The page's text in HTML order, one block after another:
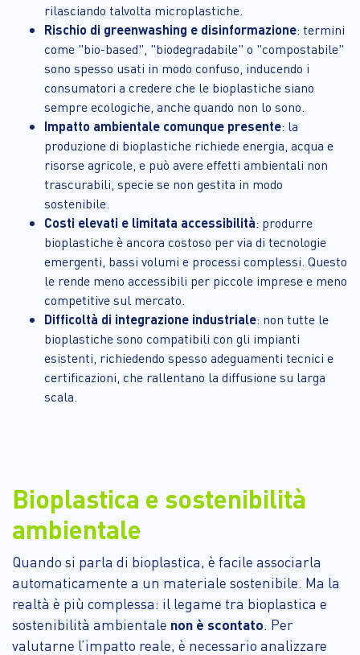
rilasciando talvolta microplastiche.
Rischio di greenwashing e disinformazione: termini
come "bio-based", "biodegradabile" o "compostabile"
sono spesso usati in modo confuso, inducendo i
consumatori a credere che le bioplastiche siano
sempre ecologiche, anche quando non lo sono.
Impatto ambientale comunque presente: la
produzione di bioplastiche richiede energia, acqua e
risorse agricole, e può avere effetti ambientali non
trascurabili, specie se non gestita in modo
sostenibile.
Costi elevati e limitata accessibilità: produrre
bioplastiche è ancora costoso per via di tecnologie
emergenti, bassi volumi e processi complessi. Questo
le rende meno accessibili per piccole imprese e meno
competitive sul mercato.
Difficoltà di integrazione industriale: non tutte le
bioplastiche sono compatibili con gli impianti
esistenti, richiedendo spesso adeguamenti tecnici e
certificazioni, che rallentano la diffusione su larga
scala.
Bioplastica e sostenibilità
ambientale
Quando si parla di bioplastica, è facile associarla
automaticamente a un materiale sostenibile. Ma la
realtà è più complessa: il legame tra bioplastica e
sostenibilità ambientale non è scontato. Per
valutarne l’impatto reale, è necessario analizzare